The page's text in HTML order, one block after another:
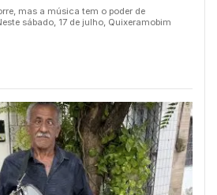
mas a música tem o poder de
sábado, 17 de julho, Quixeramobim